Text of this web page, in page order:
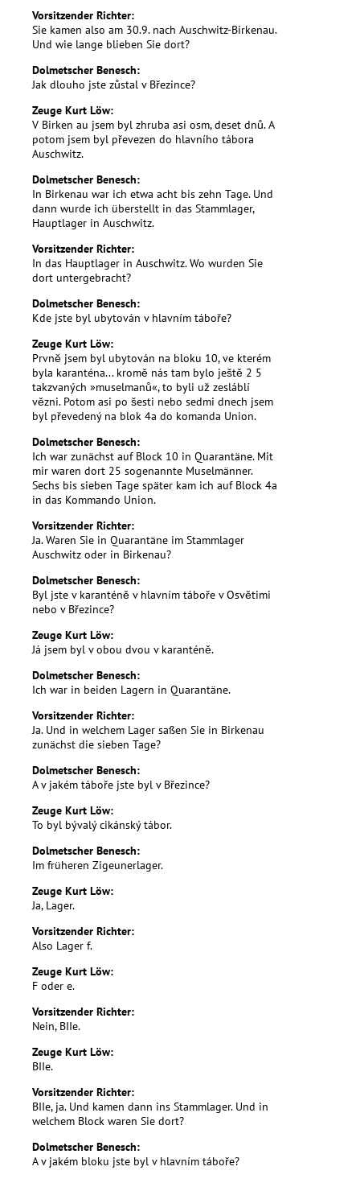
Vorsitzender Richter:
Sie kamen also am 30.9. nach Auschwitz-Birkenau.
Und wie lange blieben Sie dort?
Dolmetscher Benesch:
Jak dlouho jste zůstal v Březince?
Zeuge Kurt Löw:
V Birken au jsem byl zhruba asi osm, deset dnů. A
potom jsem byl převezen do hlavního tábora
Auschwitz.
Dolmetscher Benesch:
In Birkenau war ich etwa acht bis zehn Tage. Und
dann wurde ich überstellt in das Stammlager,
Hauptlager in Auschwitz.
Vorsitzender Richter:
In das Hauptlager in Auschwitz. Wo wurden Sie
dort untergebracht?
Dolmetscher Benesch:
Kde jste byl ubytován v hlavním táboře?
Zeuge Kurt Löw:
Prvně jsem byl ubytován na bloku 10, ve kterém
byla karanténa... kromě nás tam bylo ještě 2 5
takzvaných »muselmanů«, to byli už zesláblí
vězni. Potom asi po šesti nebo sedmi dnech jsem
byl převedený na blok 4a do komanda Union.
Dolmetscher Benesch:
Ich war zunächst auf Block 10 in Quarantäne. Mit
mir waren dort 25 sogenannte Muselmänner.
Sechs bis sieben Tage später kam ich auf Block 4a
in das Kommando Union.
Vorsitzender Richter:
Ja. Waren Sie in Quarantäne im Stammlager
Auschwitz oder in Birkenau?
Dolmetscher Benesch:
Byl jste v karanténě v hlavním táboře v Osvětimi
nebo v Březince?
Zeuge Kurt Löw:
Já jsem byl v obou dvou v karanténě.
Dolmetscher Benesch:
Ich war in beiden Lagern in Quarantäne.
Vorsitzender Richter:
Ja. Und in welchem Lager saßen Sie in Birkenau
zunächst die sieben Tage?
Dolmetscher Benesch:
A v jakém táboře jste byl v Březince?
Zeuge Kurt Löw:
To byl bývalý cikánský tábor.
Dolmetscher Benesch:
Im früheren Zigeunerlager.
Zeuge Kurt Löw:
Ja, Lager.
Vorsitzender Richter:
Also Lager f.
Zeuge Kurt Löw:
F oder e.
Vorsitzender Richter:
Nein, BIIe.
Zeuge Kurt Löw:
BIIe.
Vorsitzender Richter:
BIIe, ja. Und kamen dann ins Stammlager. Und in
welchem Block waren Sie dort?
Dolmetscher Benesch:
A v jakém bloku jste byl v hlavním táboře?